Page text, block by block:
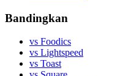
Bandingkan
vs Foodics
vs Lightspeed
vs Toast